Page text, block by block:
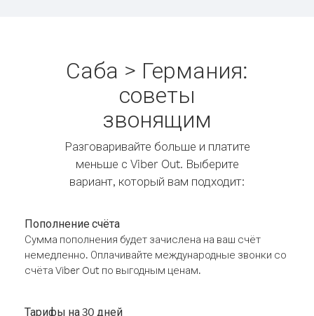
Саба > Германия:
советы
звонящим
Разговаривайте больше и платите
меньше с Viber Out. Выберите
вариант, который вам подходит:
Пополнение счёта
Сумма пополнения будет зачислена на ваш счёт
немедленно. Оплачивайте международные звонки со
счёта Viber Out по выгодным ценам.
Тарифы на 30 дней